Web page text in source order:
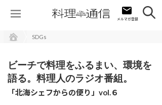
SDGs
ビーチで料理をふるまい、環境を
語る。料理人のラジオ番組。
「北海シェフからの便り」vol.６